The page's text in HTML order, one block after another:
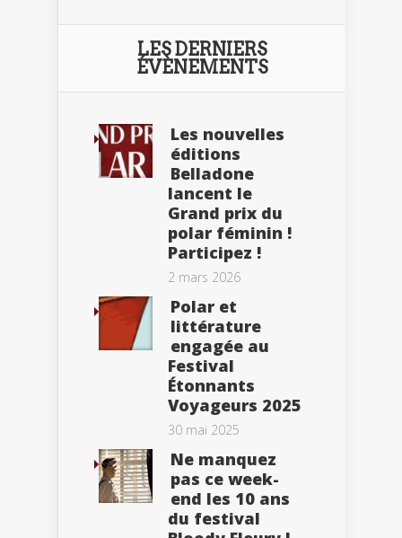
LES DERNIERS
ÉVÈNEMENTS
Les nouvelles
éditions
Belladone
lancent le
Grand prix du
polar féminin !
Participez !
2 mars 2026
Polar et
littérature
engagée au
Festival
Étonnants
Voyageurs 2025
30 mai 2025
Ne manquez
pas ce week-
end les 10 ans
du festival